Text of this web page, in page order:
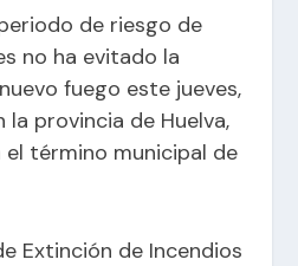
de riesgo de
no ha evitado la
fuego este jueves,
la provincia de Huelva,
término municipal de
Extinción de Incendios